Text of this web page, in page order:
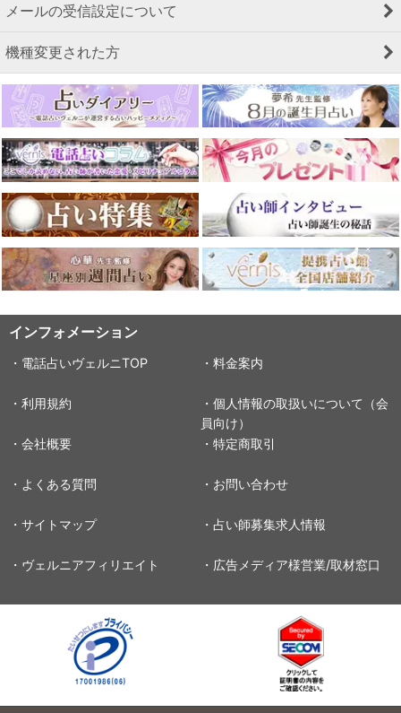
メールの受信設定について
機種変更された方
インフォメーション
・電話占いヴェルニTOP ・料金案内
・利用規約
・個人情報の取扱いについて（会
員向け）
・会社概要
・特定商取引
・よくある質問 ・お問い合わせ
・サイトマップ ・占い師募集求人情報
・ヴェルニアフィリエイト ・広告メディア様営業/取材窓口